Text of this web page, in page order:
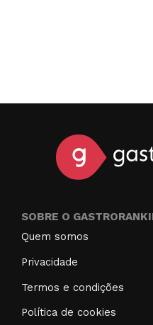
SOBRE O
Quem somos
Privacidade
Termos e condições
Política de cookies